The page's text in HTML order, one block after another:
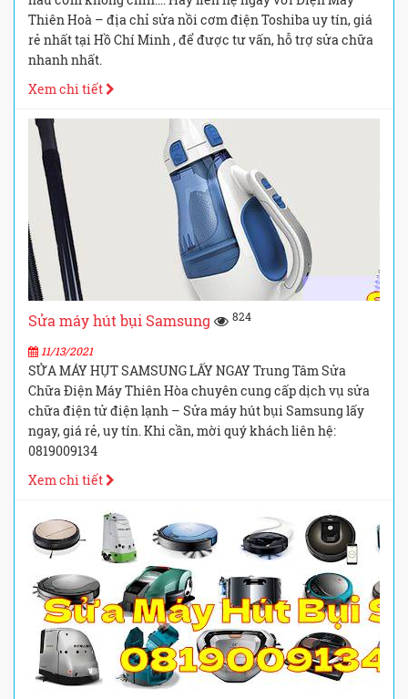
Thiên Hoà – địa chỉ sửa nồi cơm điện Toshiba uy tín, giá
rẻ nhất tại Hồ Chí Minh , để được tư vấn, hỗ trợ sửa chữa
nhanh nhất.
Xem chi tiết
Sửa máy hút bụi Samsung 824
11/13/2021
SỬA MÁY HỤT SAMSUNG LẤY NGAY Trung Tâm Sửa
Chữa Điện Máy Thiên Hòa chuyên cung cấp dịch vụ sửa
chữa điện tử điện lạnh – Sửa máy hút bụi Samsung lấy
ngay, giá rẻ, uy tín. Khi cần, mời quý khách liên hệ:
0819009134
Xem chi tiết